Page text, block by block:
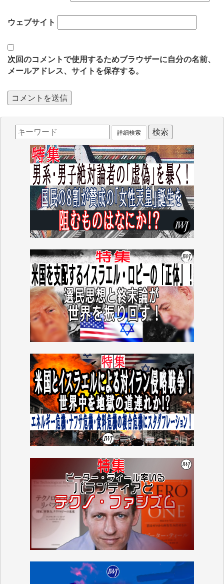
ウェブサイト
次回のコメントで使用するためブラウザーに自分の名前、
メールアドレス、サイトを保存する。
詳細検索